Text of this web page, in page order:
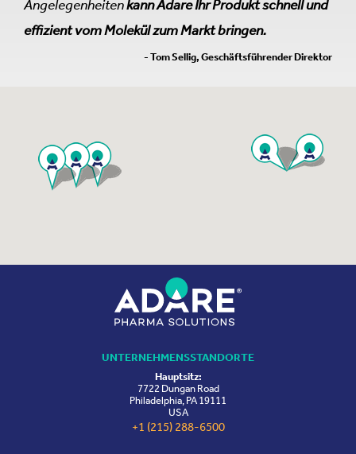
Angelegenheitenkann Adare Ihr Produkt schnell und
effizient vom Molekül zum Markt bringen.
- Tom Sellig, Geschäftsführender Direktor
UNTERNEHMENSSTANDORTE
Hauptsitz:
7722 Dungan Road
Philadelphia, PA 19111
USA
+1 (215) 288-6500